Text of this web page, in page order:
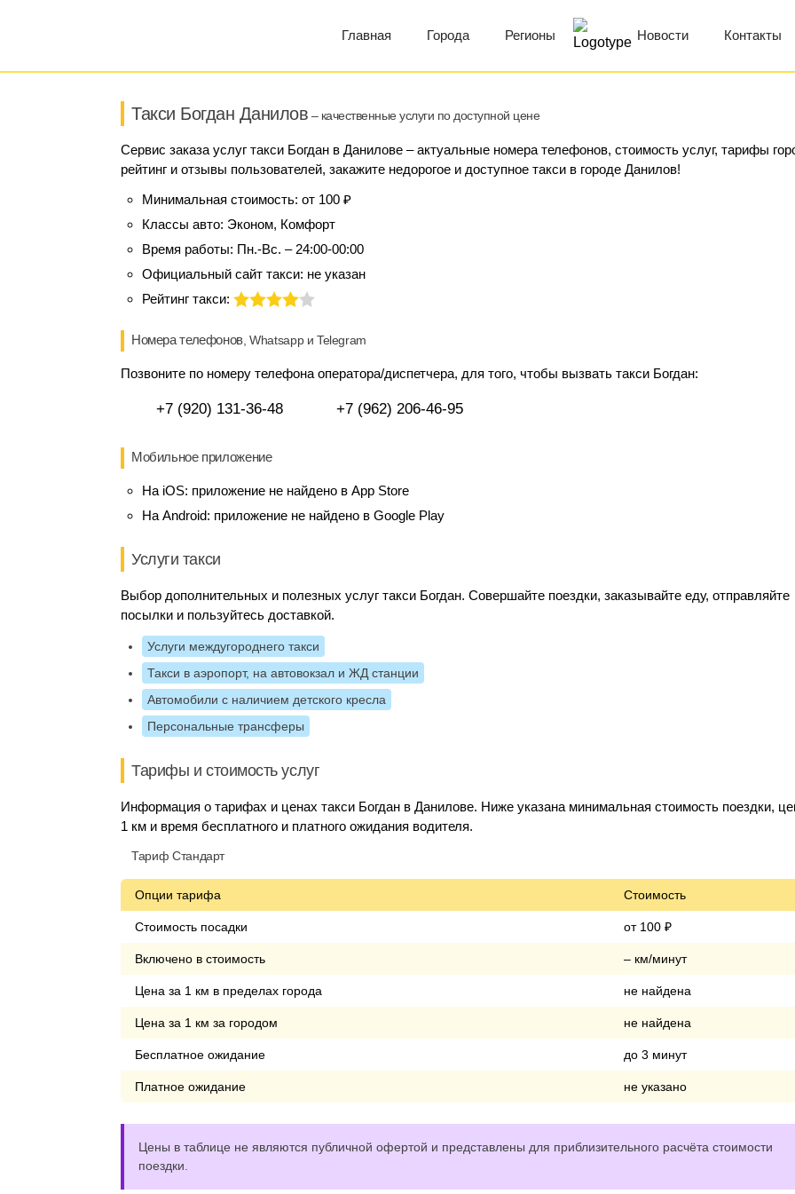
Главная Города Регионы Новости Контакты
Такси Богдан Данилов – качественные услуги по доступной цене
Сервис заказа услуг такси Богдан в Данилове – актуальные номера телефонов, стоимость услуг, тарифы
рейтинг и отзывы пользователей, закажите недорогое и доступное такси в городе Данилов!
Минимальная стоимость: от 100 ₽
Классы авто: Эконом, Комфорт
Время работы: Пн.-Вс. – 24:00-00:00
Официальный сайт такси: не указан
Рейтинг такси:
Номера телефонов, Whatsapp и Telegram
Позвоните по номеру телефона оператора/диспетчера, для того, чтобы вызвать такси Богдан:
+7 (920) 131-36-48 +7 (962) 206-46-95
Мобильное приложение
На iOS: приложение не найдено в App Store
На Android: приложение не найдено в Google Play
Услуги такси
Выбор дополнительных и полезных услуг такси Богдан. Совершайте поездки, заказывайте еду, отправляйте
посылки и пользуйтесь доставкой.
Услуги междугороднего такси
Такси в аэропорт, на автовокзал и ЖД станции
Автомобили с наличием детского кресла
Персональные трансферы
Тарифы и стоимость услуг
Информация о тарифах и ценах такси Богдан в Данилове. Ниже указана минимальная стоимость поездки,
1 км и время бесплатного и платного ожидания водителя.
Тариф Стандарт
Опции тарифа Стоимость
Стоимость посадки от 100 ₽
Включено в стоимость – км/минут
Цена за 1 км в пределах города не найдена
Цена за 1 км за городом не найдена
Бесплатное ожидание до 3 минут
Платное ожидание не указано
Цены в таблице не являются публичной офертой и представлены для приблизительного расчёта стоимости
поездки.